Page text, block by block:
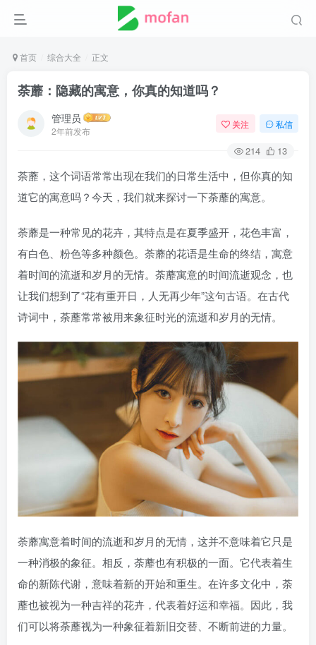
首页 综合大全 正文
荼蘼：隐藏的寓意，你真的知道吗？
管理员
2年前发布
关注 私信
214 13
荼蘼，这个词语常常出现在我们的日常生活中，但你真的知
道它的寓意吗？今天，我们就来探讨一下荼蘼的寓意。
荼蘼是一种常见的花卉，其特点是在夏季盛开，花色丰富，
有白色、粉色等多种颜色。荼蘼的花语是生命的终结，寓意
着时间的流逝和岁月的无情。荼蘼寓意的时间流逝观念，也
让我们想到了“花有重开日，人无再少年”这句古语。在古代
诗词中，荼蘼常常被用来象征时光的流逝和岁月的无情。
荼蘼寓意着时间的流逝和岁月的无情，这并不意味着它只是
一种消极的象征。相反，荼蘼也有积极的一面。它代表着生
命的新陈代谢，意味着新的开始和重生。在许多文化中，荼
蘼也被视为一种吉祥的花卉，代表着好运和幸福。因此，我
们可以将荼蘼视为一种象征着新旧交替、不断前进的力量。